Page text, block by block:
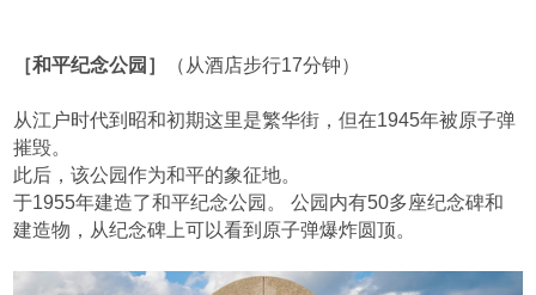
［和平纪念公园］ （从酒店步行17分钟）
从江户时代到昭和初期这里是繁华街，但在1945年被原子弹
摧毁。
此后，该公园作为和平的象征地。
于1955年建造了和平纪念公园。 公园内有50多座纪念碑和
建造物，从纪念碑上可以看到原子弹爆炸圆顶。